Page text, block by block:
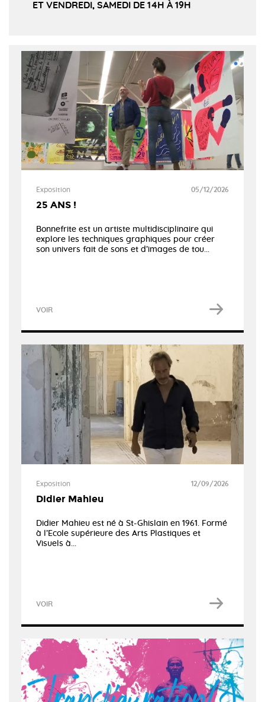
ET VENDREDI, SAMEDI DE 14H À 19H
Exposition 05/12/2026
25 ANS !
Bonnefrite est un artiste multidisciplinaire qui
explore les techniques graphiques pour créer
son univers fait de sons et d’images de tou...
VOIR
Exposition 12/09/2026
Didier Mahieu
Didier Mahieu est né à St-Ghislain en 1961. Formé
à l’Ecole supérieure des Arts Plastiques et
Visuels à...
VOIR